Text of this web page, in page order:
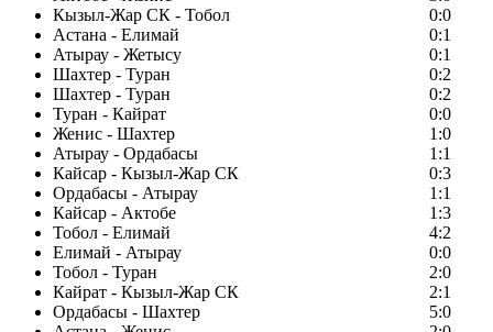
Кызыл-Жар СК - Тобол
0:0
Астана - Елимай
0:1
Атырау - Жетысу
0:1
Шахтер - Туран
0:2
Шахтер - Туран
0:2
Туран - Кайрат
0:0
Женис - Шахтер
1:0
Атырау - Ордабасы
1:1
Кайсар - Кызыл-Жар СК
0:3
Ордабасы - Атырау
1:1
Кайсар - Актобе
1:3
Тобол - Елимай
4:2
Елимай - Атырау
0:0
Тобол - Туран
2:0
Кайрат - Кызыл-Жар СК
2:1
Ордабасы - Шахтер
5:0